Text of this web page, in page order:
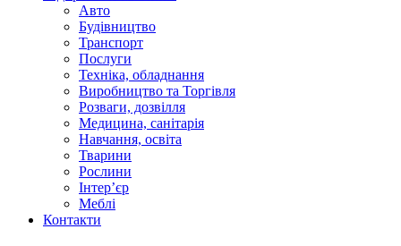
Авто
Будівництво
Транспорт
Послуги
Техніка, обладнання
Виробництво та Торгівля
Розваги, дозвілля
Медицина, санітарія
Навчання, освіта
Тварини
Рослини
Інтер’єр
Меблі
Контакти